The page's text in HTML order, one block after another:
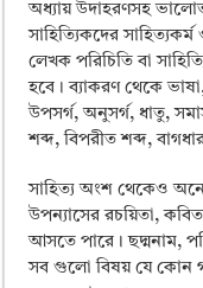
অধ্যায় উদাহরণসহ
সাহিত্যিকদের
লেখক পরিচিতি বা
হবে। ব্যাকরণ থেকে
উপসর্গ, অনুসর্গ, ধাতু,
শব্দ, বিপরীত শব্দ,
সাহিত্য অংশ থেকেও
উপন্যাসের রচয়িতা,
আসতে পারে। ছদ্মনাম,
সব গুলো বিষয় যে কোন